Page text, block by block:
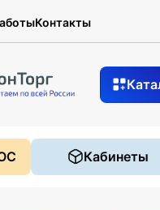
Контакты
Кабинеты